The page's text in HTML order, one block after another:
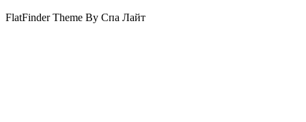
FlatFinder Theme By Спа Лайт